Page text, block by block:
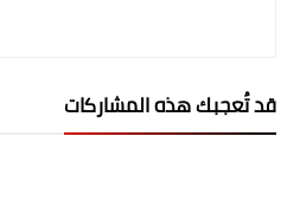
قد تُعجبك هذه المشاركات